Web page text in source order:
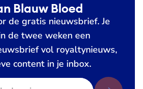
Blauw Bloed
de gratis nieuwsbrief. Je
de twee weken een
vol royaltynieuws,
content in je inbox.